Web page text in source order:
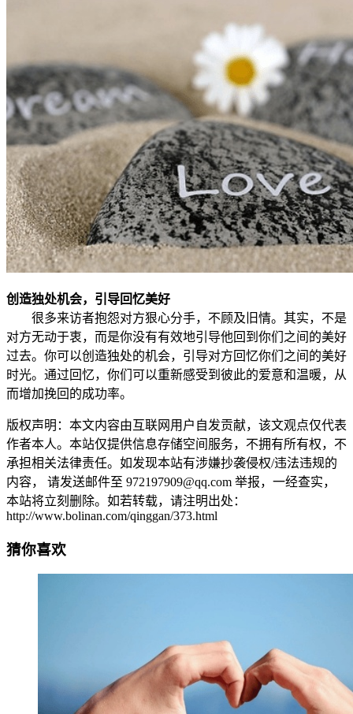
创造独处机会，引导回忆美好
很多来访者抱怨对方狠心分手，不顾及旧情。其实，不是
对方无动于衷，而是你没有有效地引导他回到你们之间的美好
过去。你可以创造独处的机会，引导对方回忆你们之间的美好
时光。通过回忆，你们可以重新感受到彼此的爱意和温暖，从
而增加挽回的成功率。
版权声明：本文内容由互联网用户自发贡献，该文观点仅代表
作者本人。本站仅提供信息存储空间服务，不拥有所有权，不
承担相关法律责任。如发现本站有涉嫌抄袭侵权/违法违规的
内容， 请发送邮件至 972197909@qq.com 举报，一经查实，
本站将立刻删除。如若转载，请注明出处：
http://www.bolinan.com/qinggan/373.html
猜你喜欢